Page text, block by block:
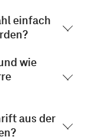
einfach
wie
aus der